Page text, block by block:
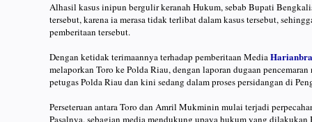
Alhasil kasus inipun bergulir keranah Hukum, sebab Bupati
tersebut, karena ia merasa tidak terlibat dalam kasus tersebut,
pemberitaan tersebut.
Dengan ketidak terimaannya terhadap pemberitaan Media
melaporkan Toro ke Polda Riau, dengan laporan dugaan
petugas Polda Riau dan kini sedang dalam proses persidangan di
Perseteruan antara Toro dan Amril Mukminin mulai terjadi
Pasalnya, sebagian media mendukung upaya hukum yang